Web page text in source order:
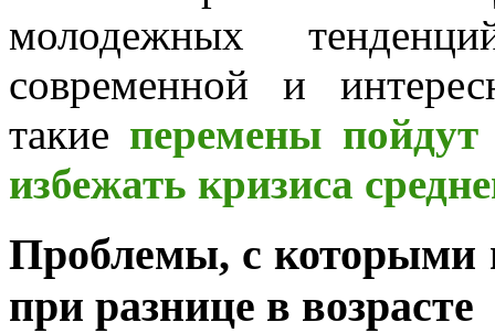
молодежных
современной и
такие перемены
избежать кризиса
Проблемы, с которыми
при разнице в возрасте